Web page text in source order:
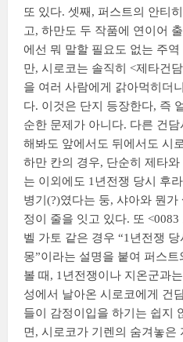
또 있다. 셋째, 퍼스트의 안티
고, 하만도 두 작품에 연이어
에선 뭐 말할 필요도 없는 주
만, 시로코는 솔직히 <제타건
을 여러 사람에게 갉아먹히더
다. 이것은 단지 등장한다, 즉
순한 문제가 아니다. 다른 건
해봐도 앞에서도 뒤에서도 시
하만 칸의 경우, 단순히 제타
는 이외에도 1년전쟁 당시 후
병기(?)였다는 둥, 샤아와 뭔
정이 줄을 잇고 있다. 또
벨 가토 같은 경우 “1년전쟁
몽”이라는 설명을 붙여 퍼스
볼 때, 1년전쟁이나 지온군과
성에서 날아온 시로코에게 건
들이 감정이입을 하기는 쉽지
면, 시로코가 기렌의 숨겨놓은